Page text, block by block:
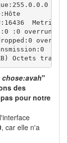
Metric:1
:0 overruns:0
Octets
"
des
pour notre
, car elle n'a